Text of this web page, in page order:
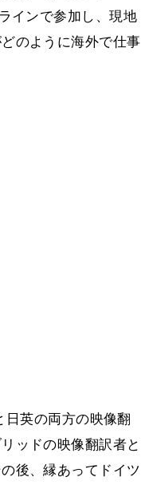
インで参加し、現地
のように海外で仕事
日英の両方の映像翻
ッドの映像翻訳者と
後、縁あってドイツ